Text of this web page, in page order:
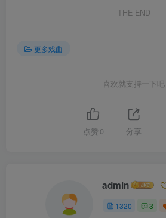
THE END
更多戏曲
喜欢就支持一下吧
点赞 0 分享
admin
1320 3